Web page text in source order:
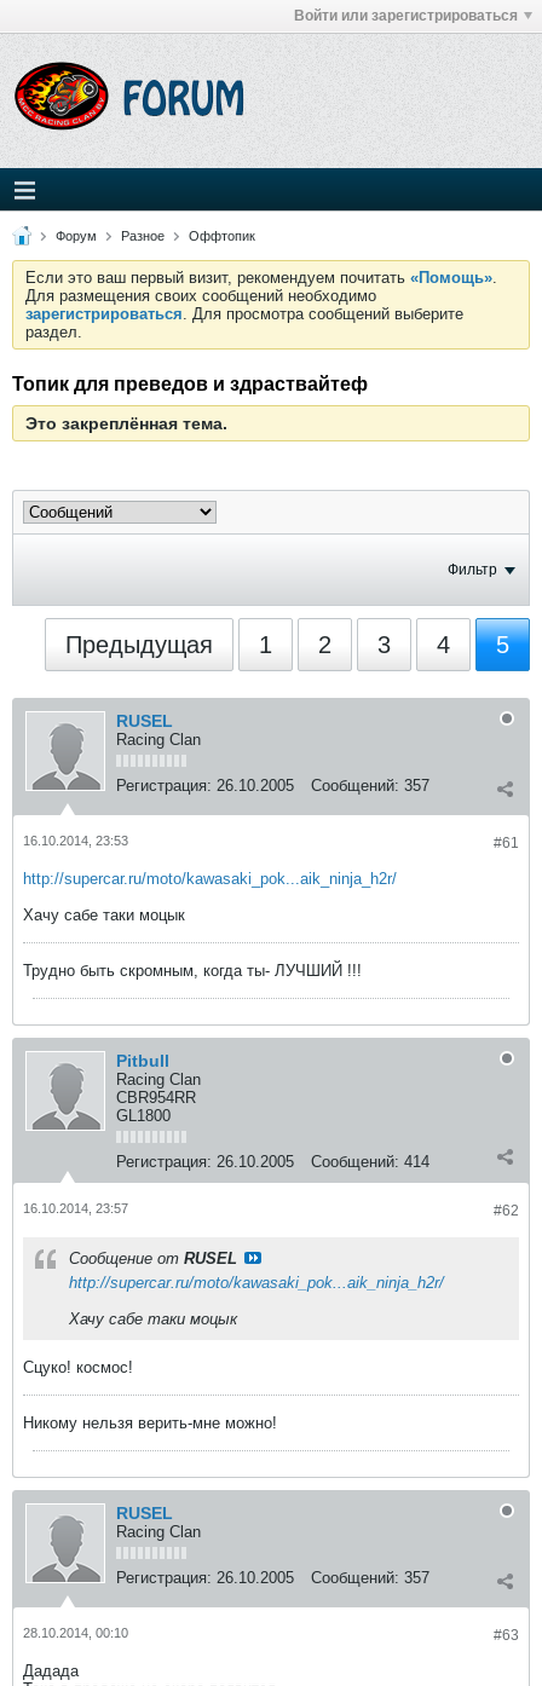
Войти или зарегистрироваться
Форум Разное Оффтопик
Если это ваш первый визит, рекомендуем почитать «Помощь».
Для размещения своих сообщений необходимо
зарегистрироваться. Для просмотра сообщений выберите
раздел.
Топик для преведов и здраствайтеф
Это закреплённая тема.
Фильтр
Предыдущая 1 2 3 4 5
RUSEL
Racing Clan
Регистрация: 26.10.2005 Сообщений: 357
#61
16.10.2014, 23:53
http://supercar.ru/moto/kawasaki_pok...aik_ninja_h2r/
Хачу сабе таки моцык
Трудно быть скромным, когда ты- ЛУЧШИЙ !!!
Pitbull
Racing Clan
CBR954RR
GL1800
Регистрация: 26.10.2005 Сообщений: 414
#62
16.10.2014, 23:57
Сообщение от RUSEL
http://supercar.ru/moto/kawasaki_pok...aik_ninja_h2r/
Хачу сабе таки моцык
Сцуко! космос!
Никому нельзя верить-мне можно!
RUSEL
Racing Clan
Регистрация: 26.10.2005 Сообщений: 357
#63
28.10.2014, 00:10
Дадада